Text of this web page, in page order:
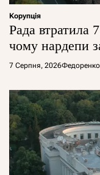
Корупція
Рада втратила
чому нардепи
7 Серпня, 2026Федоренко